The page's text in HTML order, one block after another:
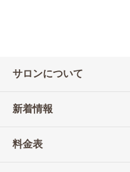
サロンについて
新着情報
料金表